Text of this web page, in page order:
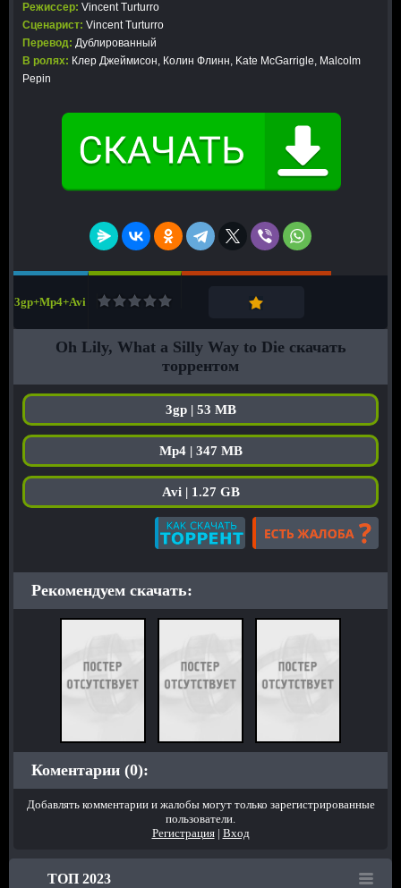
Режиссер: Vincent Turturro
Сценарист: Vincent Turturro
Перевод: Дублированный
В ролях: Клер Джеймисон, Колин Флинн, Kate McGarrigle, Malcolm
Pepin
3gp+Mp4+Avi
Oh Lily, What a Silly Way to Die скачать
торрентом
3gp | 53 MB
Mp4 | 347 MB
Avi | 1.27 GB
Рекомендуем скачать:
Коментарии (0):
Добавлять комментарии и жалобы могут только зарегистрированные
пользователи.
Регистрация| Вход
ТОП 2023